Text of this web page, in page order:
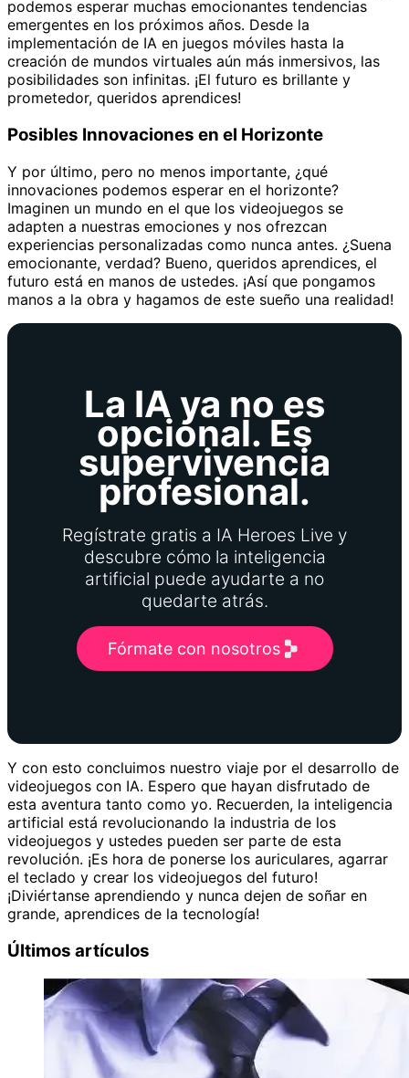
podemos esperar muchas emocionantes tendencias
emergentes en los próximos años. Desde la
implementación de IA en juegos móviles hasta la
creación de mundos virtuales aún más inmersivos, las
posibilidades son infinitas. ¡El futuro es brillante y
prometedor, queridos aprendices!
Posibles Innovaciones en el Horizonte
Y por último, pero no menos importante, ¿qué
innovaciones podemos esperar en el horizonte?
Imaginen un mundo en el que los videojuegos se
adapten a nuestras emociones y nos ofrezcan
experiencias personalizadas como nunca antes. ¿Suena
emocionante, verdad? Bueno, queridos aprendices, el
futuro está en manos de ustedes. ¡Así que pongamos
manos a la obra y hagamos de este sueño una realidad!
La IA ya no es
opcional. Es
supervivencia
profesional.
Regístrate gratis a IA Heroes Live y
descubre cómo la inteligencia
artificial puede ayudarte a no
quedarte atrás.
Fórmate con nosotros
Y con esto concluimos nuestro viaje por el desarrollo de
videojuegos con IA. Espero que hayan disfrutado de
esta aventura tanto como yo. Recuerden, la inteligencia
artificial está revolucionando la industria de los
videojuegos y ustedes pueden ser parte de esta
revolución. ¡Es hora de ponerse los auriculares, agarrar
el teclado y crear los videojuegos del futuro!
¡Diviértanse aprendiendo y nunca dejen de soñar en
grande, aprendices de la tecnología!
Últimos artículos